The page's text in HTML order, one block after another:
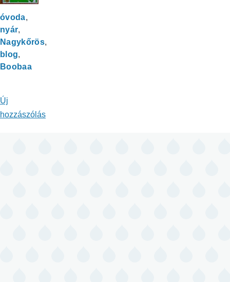
óvoda
nyár
Nagykőrös
blog
Boobaa
Új
hozzászólás